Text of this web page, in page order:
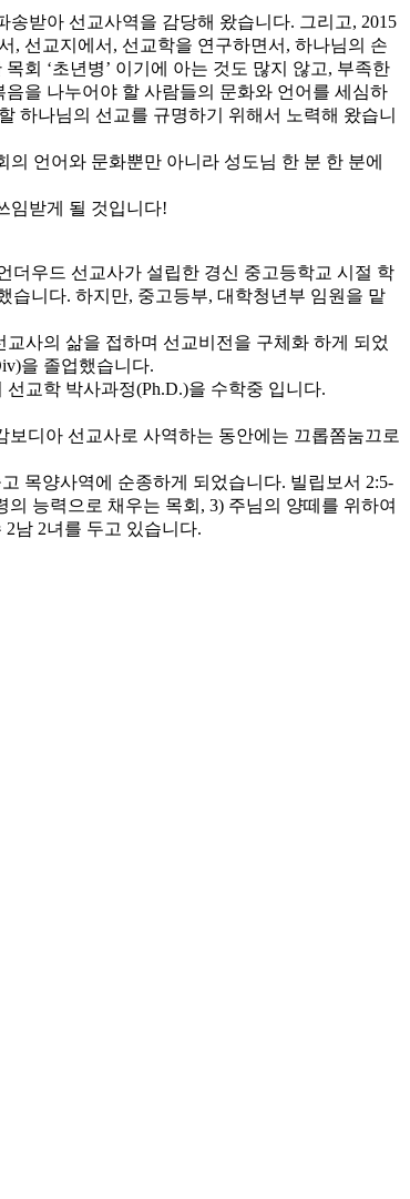
받아 선교사역을 감당해 왔습니다. 그리고, 2015
, 선교지에서, 선교학을 연구하면서, 하나님의 손
회 ‘초년병’ 이기에 아는 것도 많지 않고, 부족한
을 나누어야 할 사람들의 문화와 언어를 세심하
하나님의 선교를 규명하기 위해서 노력해 왔습니
언어와 문화뿐만 아니라 성도님 한 분 한 분에
임받게 될 것입니다!
더우드 선교사가 설립한 경신 중고등학교 시절 학
습니다. 하지만, 중고등부, 대학청년부 임원을 맡
사의 삶을 접하며 선교비전을 구체화 하게 되었
을 졸업했습니다.
선교학 박사과정(Ph.D.)을 수학중 입니다.
디아 선교사로 사역하는 동안에는 끄롭쫌눔끄로
목양사역에 순종하게 되었습니다. 빌립보서 2:5-
능력으로 채우는 목회, 3) 주님의 양떼를 위하여
남 2녀를 두고 있습니다.